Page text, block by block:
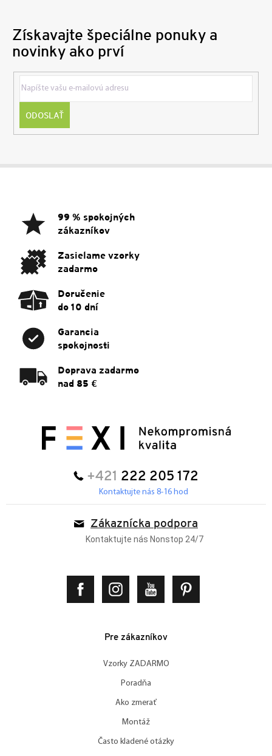
Získavajte špeciálne ponuky a
novinky ako prví
ODOSLAŤ
99 % spokojných
zákazníkov
Zasielame vzorky
zadarmo
Doručenie
do 10 dní
Garancia
spokojnosti
Doprava zadarmo
nad 85 €
+421 222 205 172
Kontaktujte nás 8-16 hod
Zákaznícka podpora
Kontaktujte nás Nonstop 24/7
Pre zákazníkov
Vzorky ZADARMO
Poradňa
Ako zmerať
Montáž
Často kladené otázky